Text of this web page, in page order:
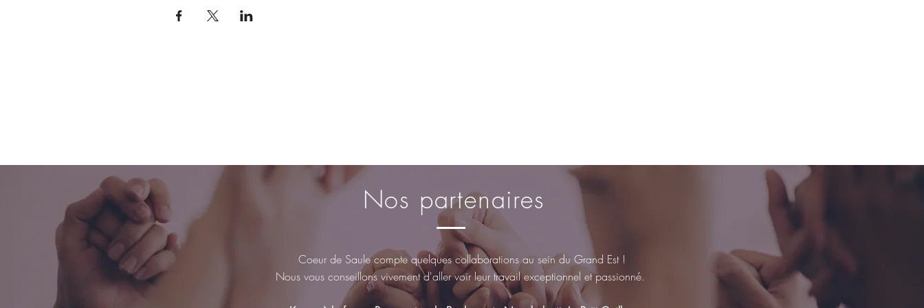
Nos partenaires
Coeur de Saule compte quelques collaborations au sein du Grand Est !
Nous vous conseillons vivement d'aller voir leur travail exceptionnel et passionné.